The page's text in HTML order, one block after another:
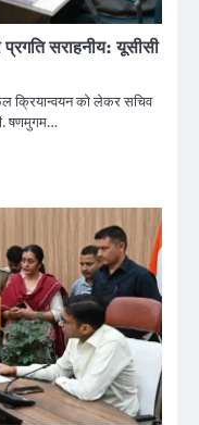
सराहनीय: यूसीसी
क्रियान्वयन को लेकर सचिव
षणमुगम…